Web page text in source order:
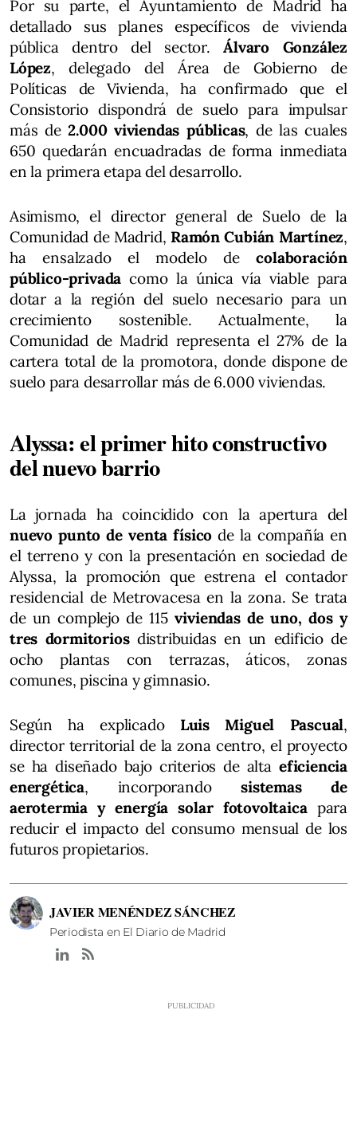
Por su parte, el Ayuntamiento de Madrid ha
detallado sus planes específicos de vivienda
pública dentro del sector.Álvaro González
López, delegado del Área de Gobierno de
Políticas de Vivienda, ha confirmado que el
Consistorio dispondrá de suelo para impulsar
más de2.000 viviendas públicas, de las cuales
650 quedarán encuadradas de forma inmediata
en la primera etapa del desarrollo.
Asimismo, el director general de Suelo de la
Comunidad de Madrid, Ramón Cubián Martínez,
ha ensalzado el modelo decolaboración
público-privada como la única vía viable para
dotar a la región del suelo necesario para un
crecimiento sostenible. Actualmente, la
Comunidad de Madrid representa el 27% de la
cartera total de la promotora, donde dispone de
suelo para desarrollar más de 6.000 viviendas.
Alyssa: el primer hito constructivo
del nuevo barrio
La jornada ha coincidido con la apertura del
nuevo punto de venta físico de la compañía en
el terreno y con la presentación en sociedad de
Alyssa, la promoción que estrena el contador
residencial de Metrovacesa en la zona. Se trata
de un complejo de 115viviendas de uno, dos y
tres dormitoriosdistribuidas en un edificio de
ocho plantas con terrazas, áticos, zonas
comunes, piscina y gimnasio.
Según ha explicado Luis Miguel Pascual,
director territorial de la zona centro, el proyecto
se ha diseñado bajo criterios de alta eficiencia
energética, incorporandosistemas de
aerotermia y energía solar fotovoltaicapara
reducir el impacto del consumo mensual de los
futuros propietarios.
JAVIER MENÉNDEZ SÁNCHEZ
Periodista en El Diario de Madrid